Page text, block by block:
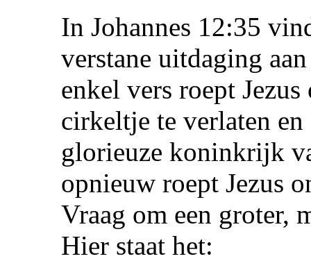
In Johannes 12:35
verstane uitdaging
enkel vers roept
cirkeltje te verlaten
glorieuze koninkrijk
opnieuw roept Jezus
Vraag om een groter,
Hier staat het: